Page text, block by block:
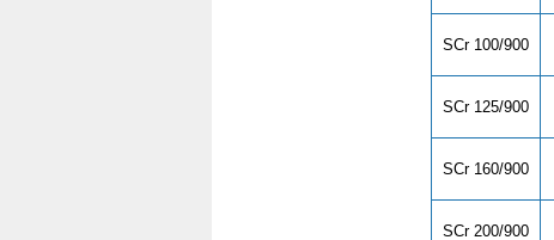
SCr 100/900
SCr 125/900
SCr 160/900
SCr 200/900